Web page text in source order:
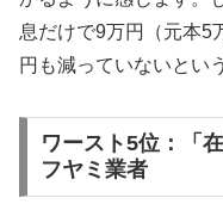
息だけで9万円（元本5
円も減っていないとい
ワースト5位：「
フヤミ業者